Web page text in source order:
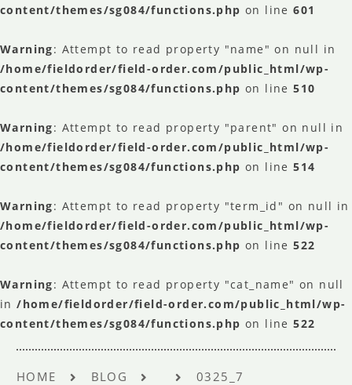
content/themes/sg084/functions.php on line601
Warning: Attempt to read property "name" on null in
/home/fieldorder/field-order.com/public_html/wp-
content/themes/sg084/functions.php on line510
Warning: Attempt to read property "parent" on null in
/home/fieldorder/field-order.com/public_html/wp-
content/themes/sg084/functions.php on line514
Warning: Attempt to read property "term_id" on null in
/home/fieldorder/field-order.com/public_html/wp-
content/themes/sg084/functions.php on line522
Warning: Attempt to read property "cat_name" on null
in/home/fieldorder/field-order.com/public_html/wp-
content/themes/sg084/functions.php on line522
HOME BLOG 0325_7